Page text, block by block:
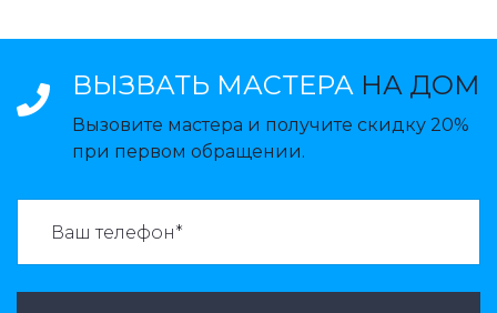
ВЫЗВАТЬ МАСТЕРА НА ДОМ
Вызовите мастера и получите скидку 20%
при первом обращении.